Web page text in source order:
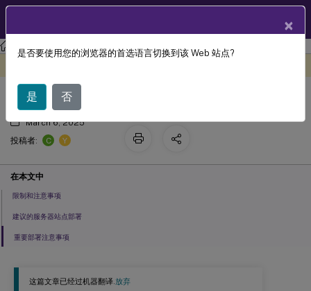
Session Recording Session Recording 2109
这篇文章已经过机器翻译.放弃
规划部署
March 6, 2025
投稿者:
C Y
在本文中
限制和注意事项
建议的服务器站点部署
重要部署注意事项
×
是否要使用您的浏览器的首选语言切换到该 Web 站点?
是 否